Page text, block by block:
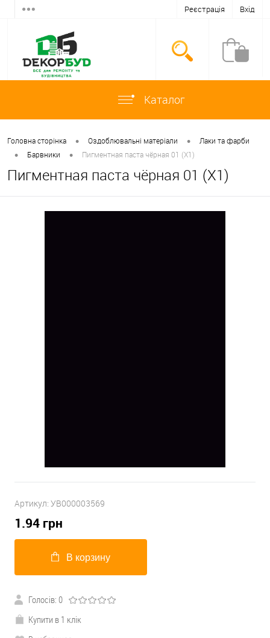
Реєстрація Вхід
Каталог
Головна сторінка • Оздоблювальні матеріали • Лаки та фарби
• Барвники • Пигментная паста чёрная 01 (X1)
Пигментная паста чёрная 01 (X1)
Артикул: УВ000003569
1.94 грн
В корзину
Голосів: 0
Купити в 1 клік